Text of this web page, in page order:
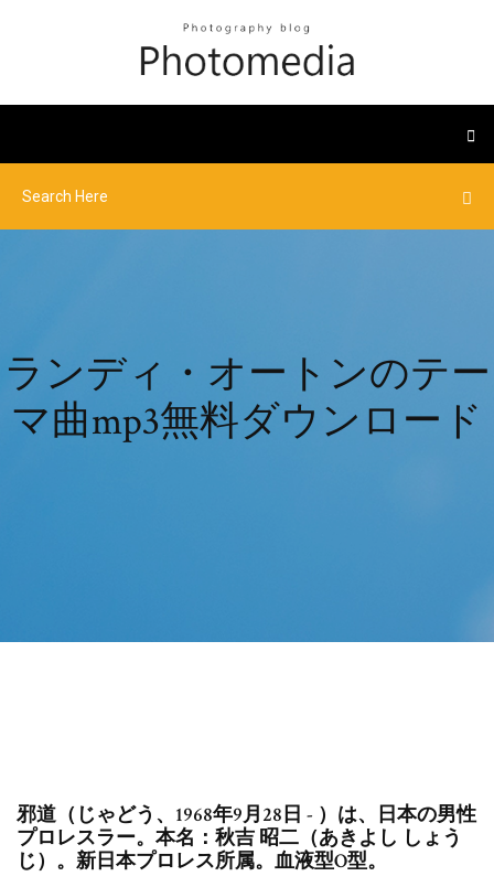
ランディ・オートンのテー
マ曲mp3無料ダウンロード
邪道（じゃどう、1968年9月28日 - ）は、日本の男性
プロレスラー。本名：秋吉 昭二（あきよし しょう
じ）。新日本プロレス所属。血液型O型。